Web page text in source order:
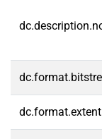
dc.format.extent